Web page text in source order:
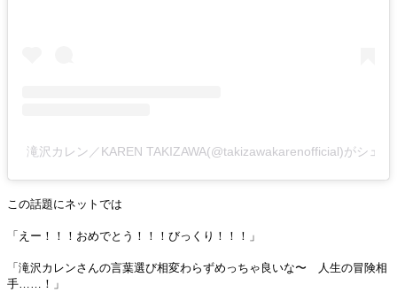
滝沢カレン／KAREN TAKIZAWA(@takizawakarenofficial)がシェア
この話題にネットでは
「えー！！！おめでとう！！！びっくり！！！」
「滝沢カレンさんの言葉選び相変わらずめっちゃ良いな〜 人生の冒険相
手……！」